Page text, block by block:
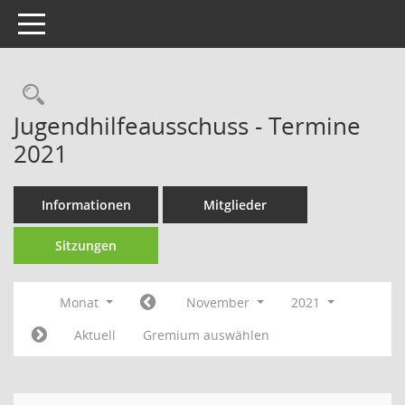
Toggle navigation
Rechercheauswahl
Jugendhilfeausschuss - Termine
2021
Informationen Mitglieder
Sitzungen
Monat November
2021
Aktuell
Gremium auswählen